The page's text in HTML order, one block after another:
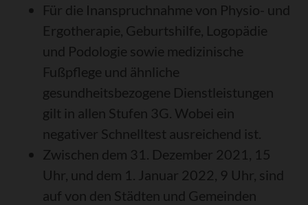
Für die Inanspruchnahme von Physio- und
Ergotherapie, Geburtshilfe, Logopädie
und Podologie sowie medizinische
Fußpflege und ähnliche
gesundheitsbezogene Dienstleistungen
gilt in allen Stufen 3G. Wobei ein
negativer Schnelltest ausreichend ist.
Zwischen dem 31. Dezember 2021, 15
Uhr, und dem 1. Januar 2022, 9 Uhr, sind
auf von den Städten und Gemeinden